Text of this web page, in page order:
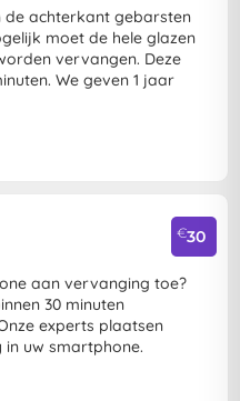
de achterkant gebarsten
moet de hele glazen
vervangen. Deze
We geven 1 jaar
€30
aan vervanging toe?
30 minuten
experts plaatsen
uw smartphone.